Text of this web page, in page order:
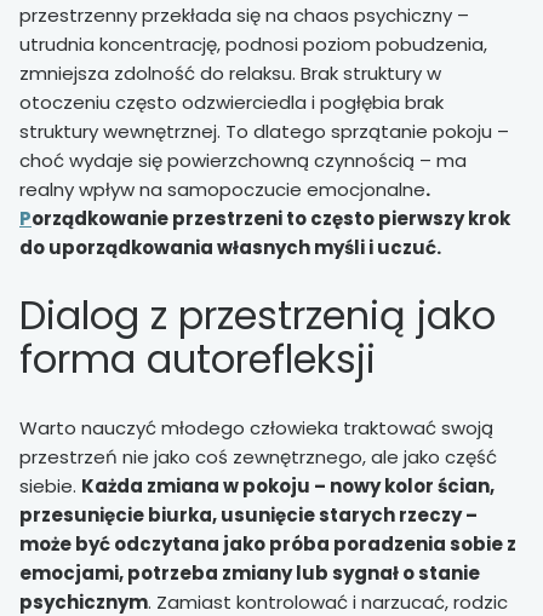
przestrzenny przekłada się na chaos psychiczny –
utrudnia koncentrację, podnosi poziom pobudzenia,
zmniejsza zdolność do relaksu. Brak struktury w
otoczeniu często odzwierciedla i pogłębia brak
struktury wewnętrznej. To dlatego sprzątanie pokoju –
choć wydaje się powierzchowną czynnością – ma
realny wpływ na samopoczucie emocjonalne.
Porządkowanie przestrzeni to często pierwszy krok
do uporządkowania własnych myśli i uczuć.
Dialog z przestrzenią jako
forma autorefleksji
Warto nauczyć młodego człowieka traktować swoją
przestrzeń nie jako coś zewnętrznego, ale jako część
siebie. Każda zmiana w pokoju – nowy kolor ścian,
przesunięcie biurka, usunięcie starych rzeczy –
może być odczytana jako próba poradzenia sobie z
emocjami, potrzeba zmiany lub sygnał o stanie
psychicznym. Zamiast kontrolować i narzucać, rodzic